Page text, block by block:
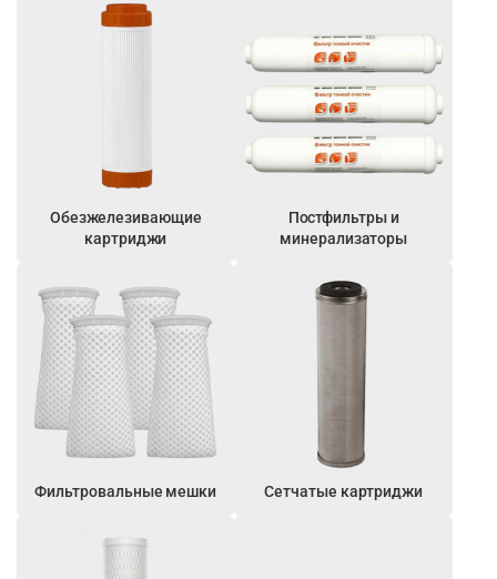
Обезжелезивающие
картриджи
Постфильтры и
минерализаторы
Фильтровальные мешки Сетчатые картриджи